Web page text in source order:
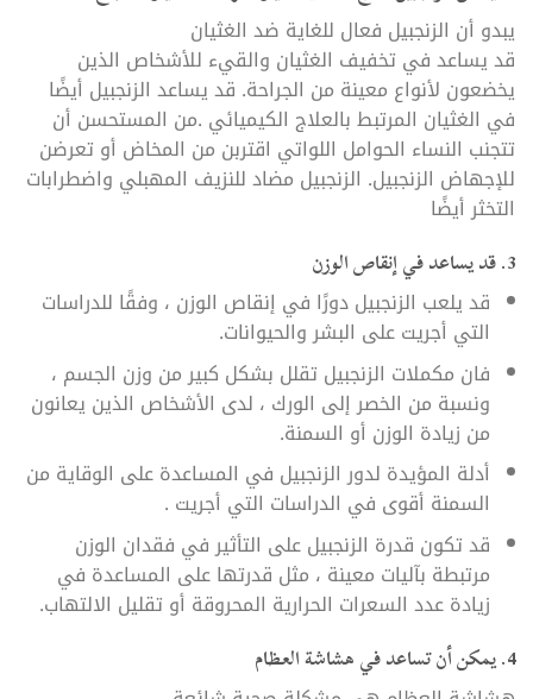
يبدو أن الزنجبيل فعال للغاية ضد الغثيان
قد يساعد في تخفيف الغثيان والقيء للأشخاص الذين
يخضعون لأنواع معينة من الجراحة. قد يساعد الزنجبيل أيضًا
في الغثيان المرتبط بالعلاج الكيميائي .من المستحسن أن
تتجنب النساء الحوامل اللواتي اقتربن من المخاض أو تعرضن
للإجهاض الزنجبيل. الزنجبيل مضاد للنزيف المهبلي واضطرابات
التخثر أيضًا
3. قد يساعد في إنقاص الوزن
قد يلعب الزنجبيل دورًا في إنقاص الوزن ، وفقًا للدراسات
التي أجريت على البشر والحيوانات.
فان مكملات الزنجبيل تقلل بشكل كبير من وزن الجسم ،
ونسبة من الخصر إلى الورك ، لدى الأشخاص الذين يعانون
من زيادة الوزن أو السمنة.
أدلة المؤيدة لدور الزنجبيل في المساعدة على الوقاية من
السمنة أقوى في الدراسات التي أجريت .
قد تكون قدرة الزنجبيل على التأثير في فقدان الوزن
مرتبطة بآليات معينة ، مثل قدرتها على المساعدة في
زيادة عدد السعرات الحرارية المحروقة أو تقليل الالتهاب.
4. يمكن أن تساعد في هشاشة العظام